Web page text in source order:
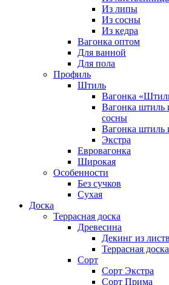
Из липы
Из сосны
Из кедра
Вагонка оптом
Для ванной
Для пола
Профиль
Штиль
Вагонка
Вагонка штиль
сосны
Вагонка штиль
Экстра
Евровагонка
Широкая
Особенности
Без сучков
Сухая
Доска
Террасная доска
Древесина
Декинг из
Террасная
Сорт
Сорт Экстра
Сорт Прима